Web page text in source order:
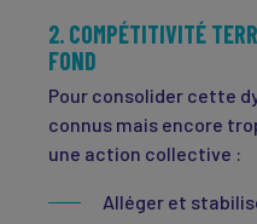
2. COMPÉTITIVITÉ
FOND
Pour consolider cette
connus mais encore
une action collective :
Alléger et